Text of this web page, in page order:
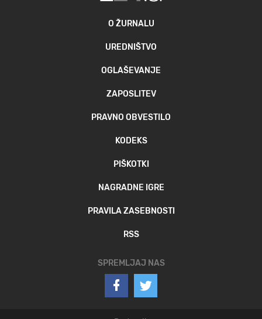
O ŽURNALU
UREDNIŠTVO
OGLAŠEVANJE
ZAPOSLITEV
PRAVNO OBVESTILO
KODEKS
PIŠKOTKI
NAGRADNE IGRE
PRAVILA ZASEBNOSTI
RSS
SPREMLJAJ NAS